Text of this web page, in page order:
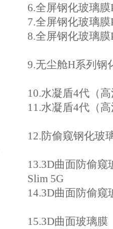
6.全屏钢化玻璃膜
7.全屏钢化玻璃膜
8.全屏钢化玻璃膜
9.无尘舱H系列钢
10.水凝盾4代（高
11.水凝盾4代（
12.防偷窥钢化玻
13.3D曲面防偷窥
Slim 5G
14.3D曲面防偷窥
15.3D曲面玻璃膜